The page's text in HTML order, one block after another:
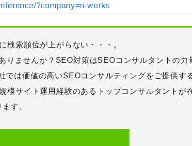
?company=n-works
検索順位が上がらない・・・。
りませんか？SEO対策はSEOコンサルタントの力
では価値の高いSEOコンサルティングをご提供す
模サイト運用経験のあるトップコンサルタントが
す。